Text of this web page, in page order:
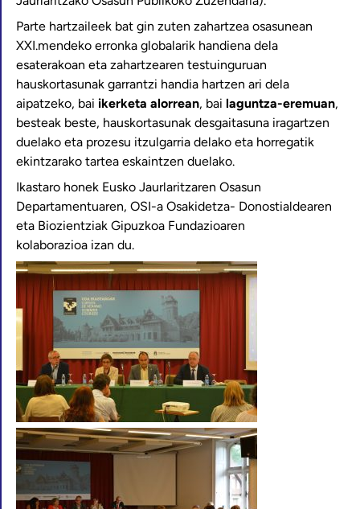
Parte hartzaileek bat gin zuten zahartzea osasunean
XXI.mendeko erronka globalarik handiena dela
esaterakoan eta zahartzearen testuinguruan
hauskortasunak garrantzi handia hartzen ari dela
aipatzeko, bai ikerketa alorrean, bai laguntza-eremuan,
besteak beste, hauskortasunak desgaitasuna iragartzen
duelako eta prozesu itzulgarria delako eta horregatik
ekintzarako tartea eskaintzen duelako.
Ikastaro honek Eusko Jaurlaritzaren Osasun
Departamentuaren, OSI-a Osakidetza- Donostialdearen
eta Biozientziak Gipuzkoa Fundazioaren
kolaborazioa izan du.